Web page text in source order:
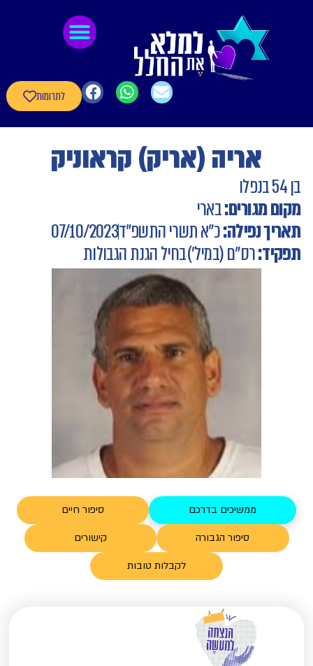
לתרומות
אריה (אריק) קראוניק
בן 54 בנפלו
מקום מגורים:בארי
תאריך נפילה:כ"א תשרי התשפ"ד07/10/2023
תפקיד:רס"ם (במיל')בחיל הגנת הגבולות
ממשיכים בדרכם סיפור חיים
סיפור הגבורה קישורים
לקבלות טובות